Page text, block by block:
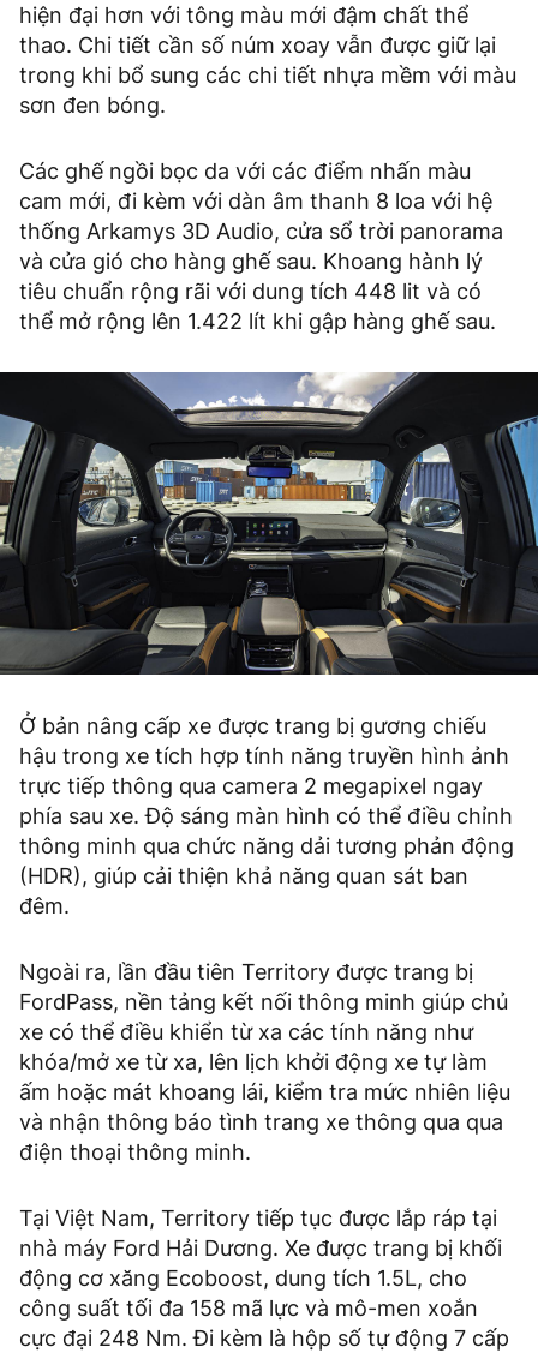
hiện đại hơn với tông màu mới đậm chất thể
thao. Chi tiết cần số núm xoay vẫn được giữ lại
trong khi bổ sung các chi tiết nhựa mềm với màu
sơn đen bóng.
Các ghế ngồi bọc da với các điểm nhấn màu
cam mới, đi kèm với dàn âm thanh 8 loa với hệ
thống Arkamys 3D Audio, cửa sổ trời panorama
và cửa gió cho hàng ghế sau. Khoang hành lý
tiêu chuẩn rộng rãi với dung tích 448 lit và có
thể mở rộng lên 1.422 lít khi gập hàng ghế sau.
Ở bản nâng cấp xe được trang bị gương chiếu
hậu trong xe tích hợp tính năng truyền hình ảnh
trực tiếp thông qua camera 2 megapixel ngay
phía sau xe. Độ sáng màn hình có thể điều chỉnh
thông minh qua chức năng dải tương phản động
(HDR), giúp cải thiện khả năng quan sát ban
đêm.
Ngoài ra, lần đầu tiên Territory được trang bị
FordPass, nền tảng kết nối thông minh giúp chủ
xe có thể điều khiển từ xa các tính năng như
khóa/mở xe từ xa, lên lịch khởi động xe tự làm
ấm hoặc mát khoang lái, kiểm tra mức nhiên liệu
và nhận thông báo tình trang xe thông qua qua
điện thoại thông minh.
Tại Việt Nam, Territory tiếp tục được lắp ráp tại
nhà máy Ford Hải Dương. Xe được trang bị khối
động cơ xăng Ecoboost, dung tích 1.5L, cho
công suất tối đa 158 mã lực và mô-men xoắn
cực đại 248 Nm. Đi kèm là hộp số tự động 7 cấp